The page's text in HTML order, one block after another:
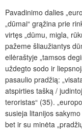
Pavadinimo dalies
„dūmai“ grąžina prie
virtęs „dūmu, migla,
pažeme šliaužiantys
eilėraštyje „tamsos
uždegto sodo ir
pasaulio pradžią:
atspirties tašką /
teroristas“ (35).
susieja litanijos
bet ir su minėta